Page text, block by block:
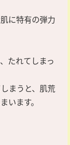
に特有の弾力
たれてしまっ
まうと、肌荒
います。